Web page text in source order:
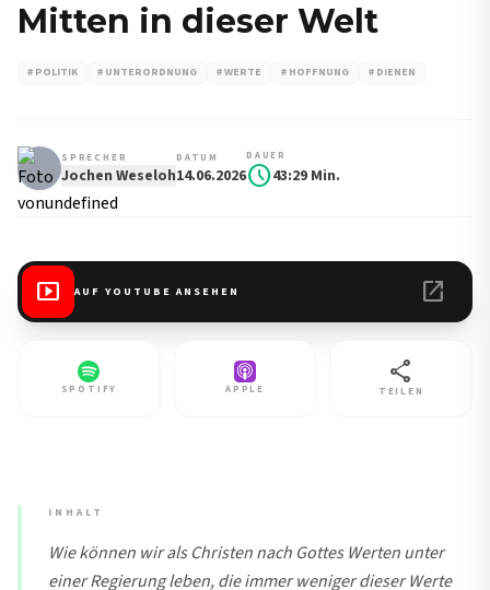
Mitten in dieser Welt
# POLITIK # UNTERORDNUNG # WERTE # HOFFNUNG # DIENEN
SPRECHER
Jochen Weseloh
DATUM
14.06.2026
DAUER
schedule43:29 Min.
smart_display AUF YOUTUBE ANSEHEN open_in_new
SPOTIFY APPLE
share
TEILEN
INHALT
Wie können wir als Christen nach Gottes Werten unter
einer Regierung leben, die immer weniger dieser Werte